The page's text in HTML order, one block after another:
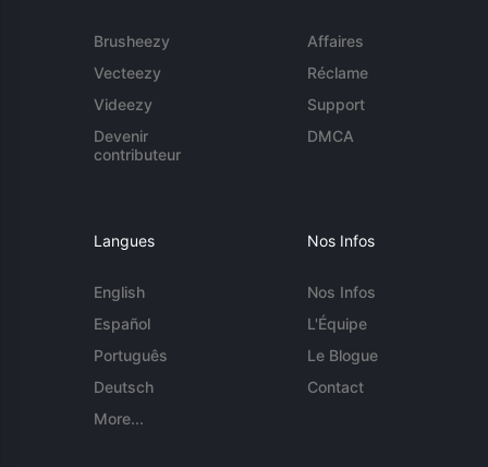
Brusheezy
Vecteezy
Videezy
Devenir
contributeur
Affaires
Réclame
Support
DMCA
Langues
English
Español
Português
Deutsch
More...
Nos Infos
Nos Infos
L'Équipe
Le Blogue
Contact